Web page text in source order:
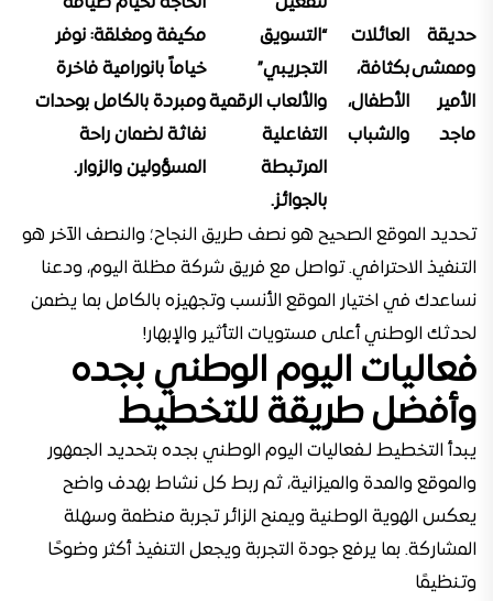
حديقة
وممشى
الأمير
ماجد
العائلات
بكثافة،
الأطفال،
والشباب
“التسويق
التجريبي”
والألعاب الرقمية
التفاعلية
المرتبطة
بالجوائز.
مكيفة ومغلقة: نوفر
خياماً بانورامية فاخرة
ومبردة بالكامل بوحدات
نفاثة لضمان راحة
المسؤولين والزوار.
تحديد الموقع الصحيح هو نصف طريق النجاح؛ والنصف الآخر هو
التنفيذ الاحترافي. تواصل مع فريق شركة مظلة اليوم، ودعنا
نساعدك في اختيار الموقع الأنسب وتجهيزه بالكامل بما يضمن
لحدثك الوطني أعلى مستويات التأثير والإبهار!
فعاليات اليوم الوطني بجده
وأفضل طريقة للتخطيط
يبدأ التخطيط لـفعاليات اليوم الوطني بجده بتحديد الجمهور
والموقع والمدة والميزانية، ثم ربط كل نشاط بهدف واضح
يعكس الهوية الوطنية ويمنح الزائر تجربة منظمة وسهلة
المشاركة. بما يرفع جودة التجربة ويجعل التنفيذ أكثر وضوحًا
وتنظيمًا